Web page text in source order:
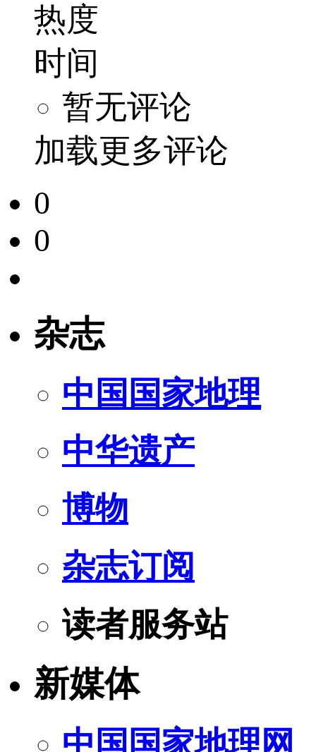
热度
时间
暂无评论
加载更多评论
0
0
杂志
中国国家地理
中华遗产
博物
杂志订阅
读者服务站
新媒体
中国国家地理网